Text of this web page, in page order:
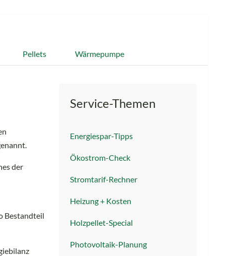
Pellets Wärmepumpe
der
Bestandteil
Service-Themen
Energiespar-Tipps
Ökostrom-Check
Stromtarif-Rechner
Heizung + Kosten
Holzpellet-Special
Photovoltaik-Planung